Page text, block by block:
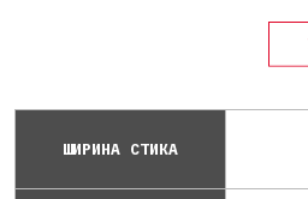
ШИРИНА СТИКА